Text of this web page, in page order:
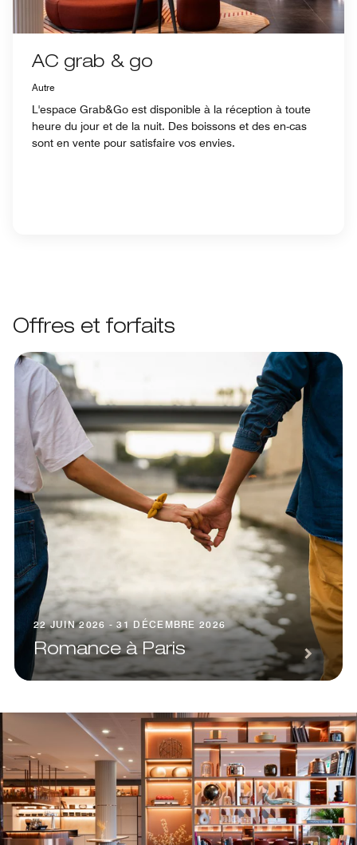
AC grab & go
Autre
L'espace Grab&Go est disponible à la réception à toute
heure du jour et de la nuit. Des boissons et des en-cas
sont en vente pour satisfaire vos envies.
Offres et forfaits
22 JUIN 2026 - 31 DÉCEMBRE 2026
Romance à Paris